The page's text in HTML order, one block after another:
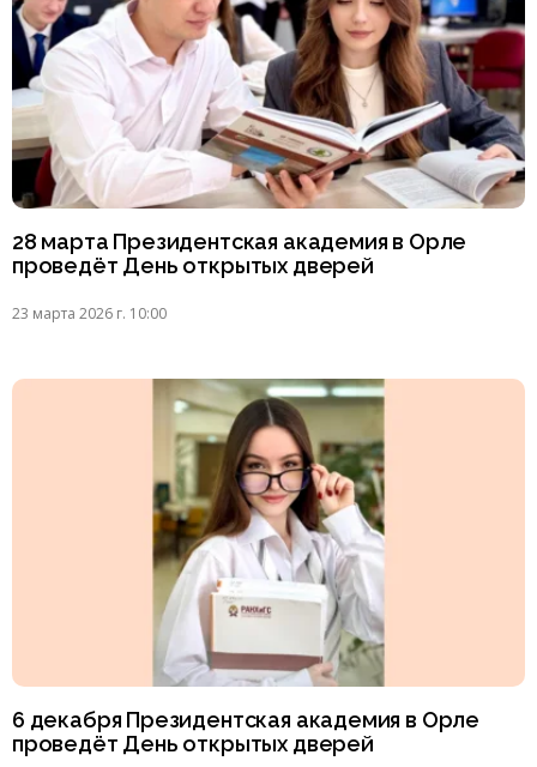
28 марта Президентская академия в Орле
проведёт День открытых дверей
23 марта 2026 г. 10:00
6 декабря Президентская академия в Орле
проведёт День открытых дверей